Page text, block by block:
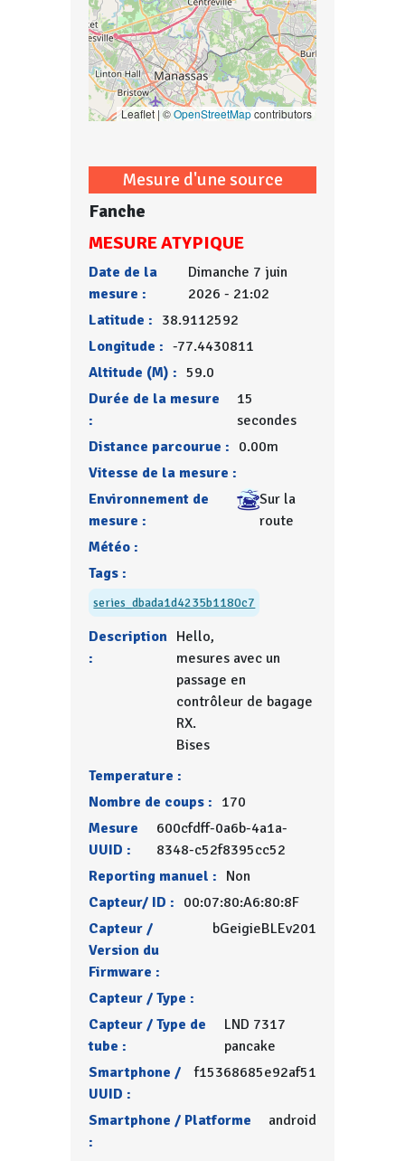
Leaflet | ©OpenStreetMapcontributors
Mesure d'une source
Fanche
MESURE ATYPIQUE
Date de la
mesure :
Dimanche 7 juin
2026 - 21:02
Latitude : 38.9112592
Longitude : -77.4430811
Altitude (M) : 59.0
Durée de la mesure
:
15
secondes
Distance parcourue : 0.00m
Vitesse de la mesure :
Environnement de
mesure :
Sur la
route
Météo :
Tags :
series_dbada1d4235b1180c7
Description
:
Hello,
mesures avec un
passage en
contrôleur de bagage
RX.
Bises
Temperature :
Nombre de coups : 170
Mesure
UUID :
600cfdff-0a6b-4a1a-
8348-c52f8395cc52
Reporting manuel : Non
Capteur/ ID : 00:07:80:A6:80:8F
Capteur /
Version du
Firmware :
bGeigieBLEv201
Capteur / Type :
Capteur / Type de
tube :
LND 7317
pancake
Smartphone /
UUID :
f15368685e92af51
Smartphone / Platforme
:
android